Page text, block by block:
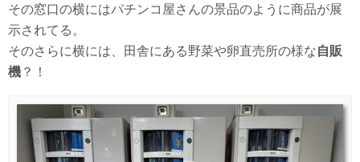
その窓口の横にはパチンコ屋さんの景品のように商品が展
示されてる。
そのさらに横には、田舎にある野菜や卵直売所の様な自販
機 ？！